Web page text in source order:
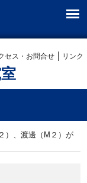
セス・お問合せ リンク
）、渡邊（M２）が